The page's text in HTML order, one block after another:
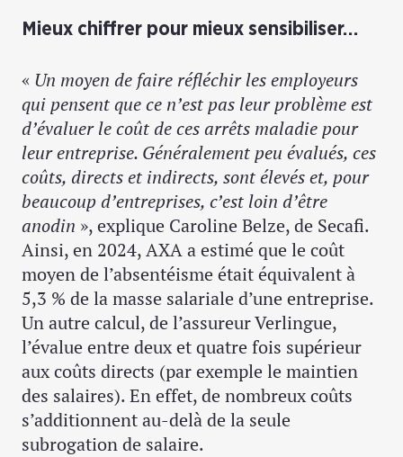
Mieux chiffrer pour mieux sensibiliser…
« Un moyen de faire réfléchir les employeurs
qui pensent que ce n’est pas leur problème est
d’évaluer le coût de ces arrêts maladie pour
leur entreprise. Généralement peu évalués, ces
coûts, directs et indirects, sont élevés et, pour
beaucoup d’entreprises, c’est loin d’être
anodin », explique Caroline Belze, de Secafi.
Ainsi, en 2024, AXA a estimé que le coût
moyen de l’absentéisme était équivalent à
5,3 % de la masse salariale d’une entreprise.
Un autre calcul, de l’assureur Verlingue,
l’évalue entre deux et quatre fois supérieur
aux coûts directs (par exemple le maintien
des salaires). En effet, de nombreux coûts
s’additionnent au-delà de la seule
subrogation de salaire.